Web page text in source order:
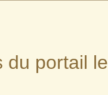
du portail